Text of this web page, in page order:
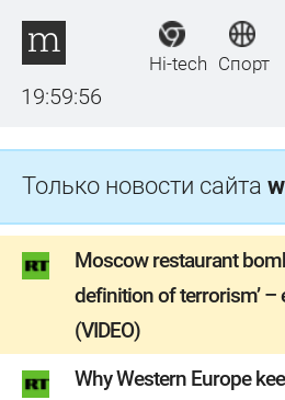
19:59:57
Hi-tech Спорт
Только новости сайта
Moscow restaurant
definition of terrorism’ –
(VIDEO)
Why Western Europe